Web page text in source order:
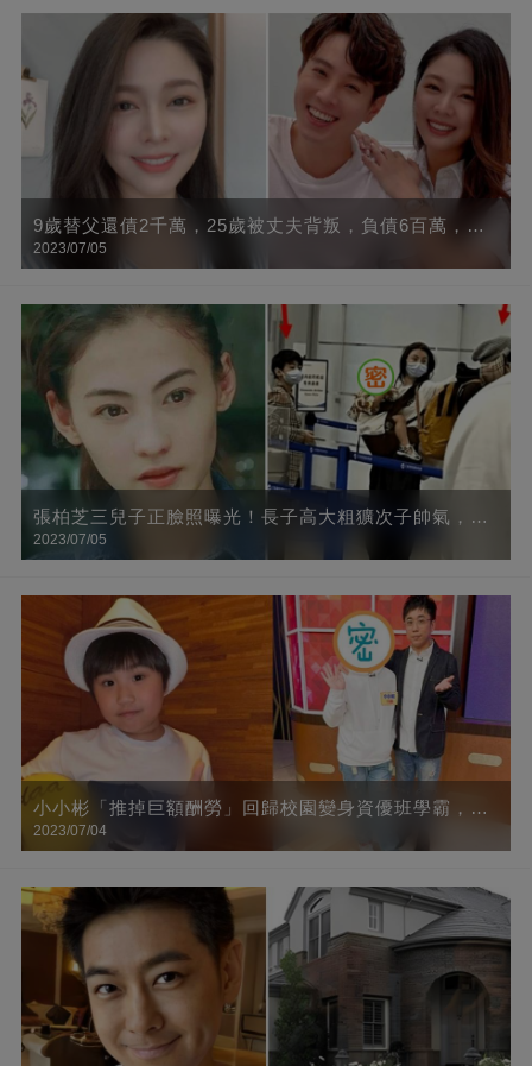
9歲替父還債2千萬，25歲被丈夫背叛，負債6百萬，今
終遇良人，網贊：否極泰來
2023/07/05
張柏芝三兒子正臉照曝光！長子高大粗獷次子帥氣，小
兒子「混血臉」太像她
2023/07/05
小小彬「推掉巨額酬勞」回歸校園變身資優班學霸，10
年後近照曝光，肉臉全消「成小鮮肉帥哥」網友直呼：
2023/07/04